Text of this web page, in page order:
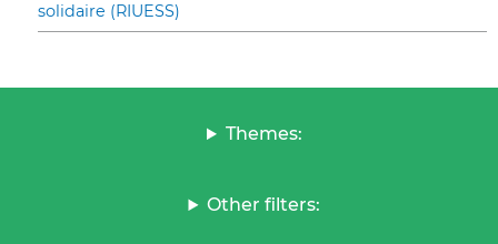
solidaire (RIUESS)
Themes:
Other filters: